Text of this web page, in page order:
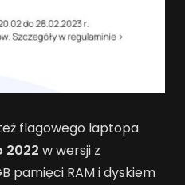
flagowego laptopa
2022 w wersji z
pamięci RAM i dyskiem